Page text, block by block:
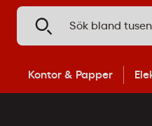
Kontor & Papper